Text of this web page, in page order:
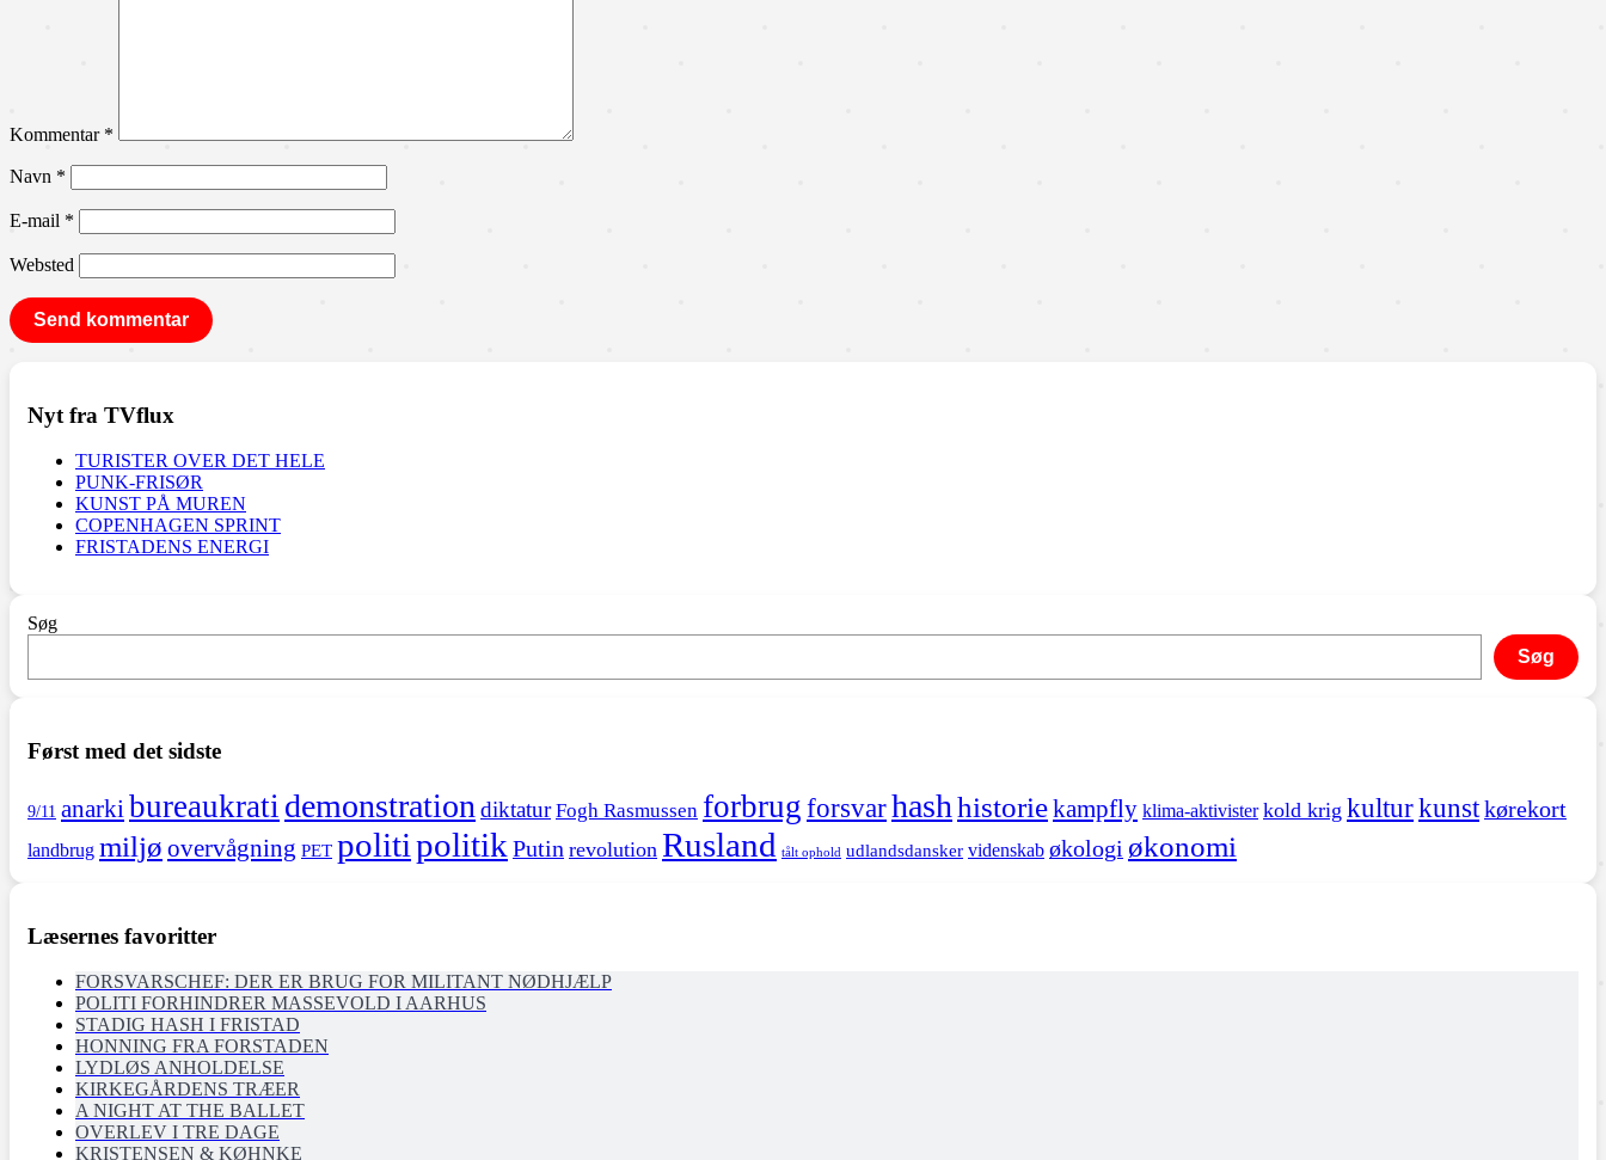
Kommentar *
Navn *
E-mail *
Websted
Nyt fra TVflux
TURISTER OVER DET HELE
PUNK-FRISØR
KUNST PÅ MUREN
COPENHAGEN SPRINT
FRISTADENS ENERGI
Søg
Søg
Først med det sidste
9/11 anarki bureaukrati demonstration diktatur Fogh Rasmussen forbrugforsvarhash historiekampfly klima-aktivister kold krig kulturkunstkørekort
landbrug miljø overvågning PET politipolitik Putin revolution Rusland tålt ophold udlandsdansker videnskab økologi økonomi
Læsernes favoritter
FORSVARSCHEF: DER ER BRUG FOR MILITANT NØDHJÆLP
POLITI FORHINDRER MASSEVOLD I AARHUS
STADIG HASH I FRISTAD
HONNING FRA FORSTADEN
LYDLØS ANHOLDELSE
KIRKEGÅRDENS TRÆER
A NIGHT AT THE BALLET
OVERLEV I TRE DAGE
KRISTENSEN & KØHNKE